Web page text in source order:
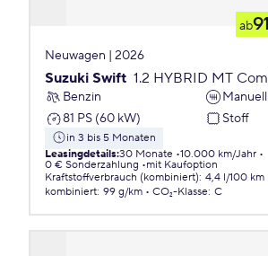
ab
Neuwagen | 2026
Suzuki Swift 1.2 HYBRID MT
Benzin
Manuell
81 PS (60 kW)
Stoff
in 3 bis 5 Monaten
Leasingdetails:30 Monate 10.000 km/Jahr
0 € Sonderzahlung
mit Kaufoption
Kraftstoffverbrauch (kombiniert): 4,4 l/100 km
kombiniert: 99 g/km CO₂-Klasse: C